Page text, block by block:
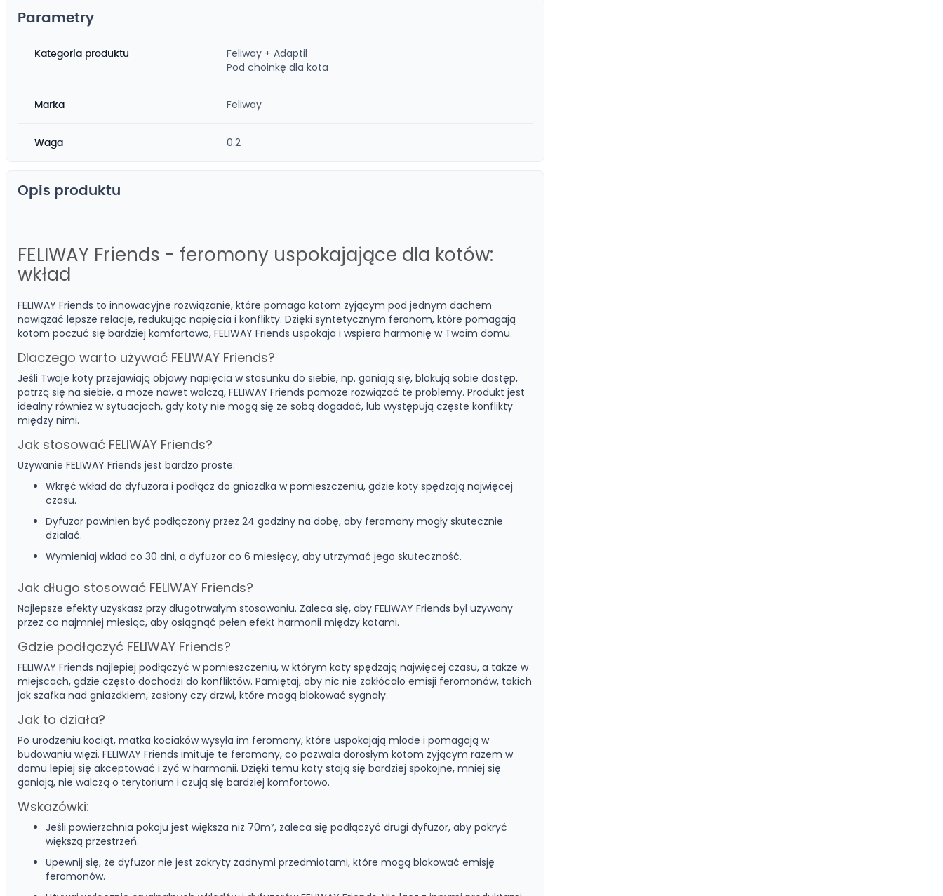
początek
Parametry
Kategoria produktu
Feliway + Adaptil
Pod choinkę dla kota
Marka Feliway
Waga 0.2
Opis produktu
FELIWAY Friends - feromony uspokajające dla kotów:
wkład
FELIWAY Friends to innowacyjne rozwiązanie, które pomaga kotom żyjącym pod jednym dachem
nawiązać lepsze relacje, redukując napięcia i konflikty. Dzięki syntetycznym feronom, które pomagają
kotom poczuć się bardziej komfortowo, FELIWAY Friends uspokaja i wspiera harmonię w Twoim domu.
Dlaczego warto używać FELIWAY Friends?
Jeśli Twoje koty przejawiają objawy napięcia w stosunku do siebie, np. ganiają się, blokują sobie dostęp,
patrzą się na siebie, a może nawet walczą, FELIWAY Friends pomoże rozwiązać te problemy. Produkt jest
idealny również w sytuacjach, gdy koty nie mogą się ze sobą dogadać, lub występują częste konflikty
między nimi.
Jak stosować FELIWAY Friends?
Używanie FELIWAY Friends jest bardzo proste:
Wkręć wkład do dyfuzora i podłącz do gniazdka w pomieszczeniu, gdzie koty spędzają najwięcej
czasu.
Dyfuzor powinien być podłączony przez 24 godziny na dobę, aby feromony mogły skutecznie
działać.
Wymieniaj wkład co 30 dni, a dyfuzor co 6 miesięcy, aby utrzymać jego skuteczność.
Jak długo stosować FELIWAY Friends?
Najlepsze efekty uzyskasz przy długotrwałym stosowaniu. Zaleca się, aby FELIWAY Friends był używany
przez co najmniej miesiąc, aby osiągnąć pełen efekt harmonii między kotami.
Gdzie podłączyć FELIWAY Friends?
FELIWAY Friends najlepiej podłączyć w pomieszczeniu, w którym koty spędzają najwięcej czasu, a także w
miejscach, gdzie często dochodzi do konfliktów. Pamiętaj, aby nic nie zakłócało emisji feromonów, takich
jak szafka nad gniazdkiem, zasłony czy drzwi, które mogą blokować sygnały.
Jak to działa?
Po urodzeniu kociąt, matka kociaków wysyła im feromony, które uspokajają młode i pomagają w
budowaniu więzi. FELIWAY Friends imituje te feromony, co pozwala dorosłym kotom żyjącym razem w
domu lepiej się akceptować i żyć w harmonii. Dzięki temu koty stają się bardziej spokojne, mniej się
ganiają, nie walczą o terytorium i czują się bardziej komfortowo.
Wskazówki:
Jeśli powierzchnia pokoju jest większa niż 70m², zaleca się podłączyć drugi dyfuzor, aby pokryć
większą przestrzeń.
Upewnij się, że dyfuzor nie jest zakryty żadnymi przedmiotami, które mogą blokować emisję
feromonów.